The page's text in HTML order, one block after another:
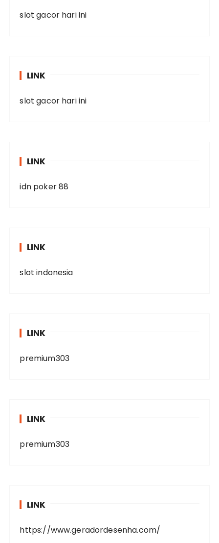
slot gacor hari ini
LINK
slot gacor hari ini
LINK
idn poker 88
LINK
slot indonesia
LINK
premium303
LINK
premium303
LINK
https://www.geradordesenha.com/